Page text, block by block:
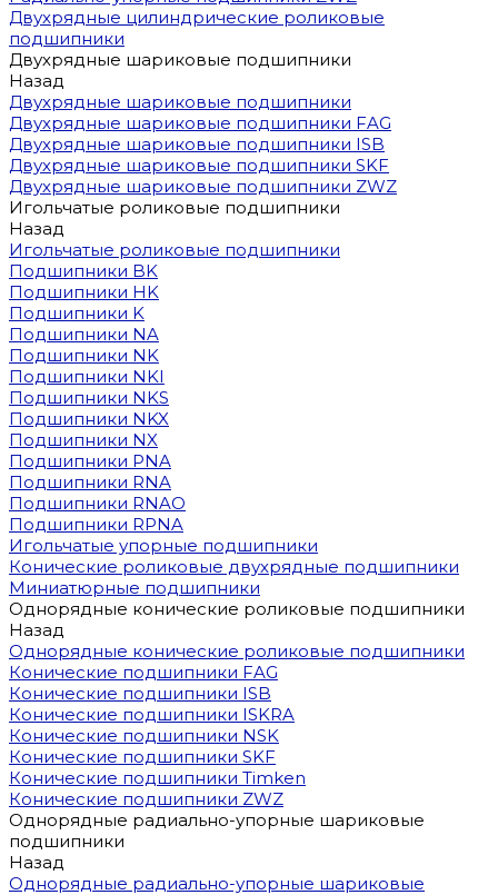
Двухрядные цилиндрические роликовые
подшипники
Двухрядные шариковые подшипники
Назад
Двухрядные шариковые подшипники
Двухрядные шариковые подшипники FAG
Двухрядные шариковые подшипники ISB
Двухрядные шариковые подшипники SKF
Двухрядные шариковые подшипники ZWZ
Игольчатые роликовые подшипники
Назад
Игольчатые роликовые подшипники
Подшипники BK
Подшипники HK
Подшипники K
Подшипники NA
Подшипники NK
Подшипники NKI
Подшипники NKS
Подшипники NKX
Подшипники NX
Подшипники PNA
Подшипники RNA
Подшипники RNAO
Подшипники RPNA
Игольчатые упорные подшипники
Конические роликовые двухрядные подшипники
Миниатюрные подшипники
Однорядные конические роликовые подшипники
Назад
Однорядные конические роликовые подшипники
Конические подшипники FAG
Конические подшипники ISB
Конические подшипники ISKRA
Конические подшипники NSK
Конические подшипники SKF
Конические подшипники Timken
Конические подшипники ZWZ
Однорядные радиально-упорные шариковые
подшипники
Назад
Однорядные радиально-упорные шариковые